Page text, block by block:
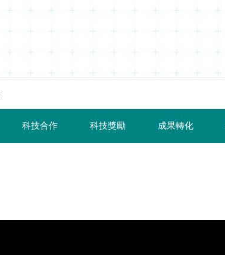
科技合作 科技獎勵 成果轉化